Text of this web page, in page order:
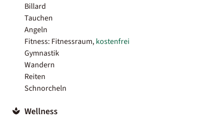
Billard
Tauchen
Angeln
Fitness: Fitnessraum,kostenfrei
Gymnastik
Wandern
Reiten
Schnorcheln
Wellness